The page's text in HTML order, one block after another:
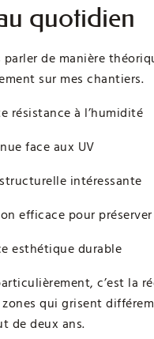
quotidien
de manière
sur mes chantiers.
résistance à l’humidité
face aux UV
intéressante
efficace pour
esthétique durable
c’est la
qui grisent
de deux ans.